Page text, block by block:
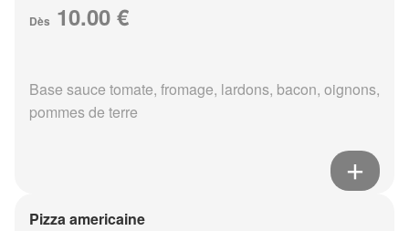
Dès 10.00 €
Base sauce tomate, fromage, lardons, bacon, oignons,
pommes de terre
Pizza americaine